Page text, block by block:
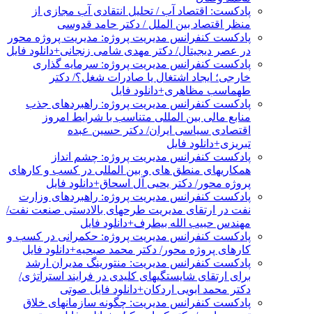
پادکست: اقتصاد آب / تحلیل انتقادی آب مجازی از
منظر اقتصاد بین الملل / دکتر حامد قدوسی
پادکست کنفرانس مدیریت پروژه: مدیریت پروژه محور
در عصر دیجیتال/ دکتر مهدی شامی زنجانی+دانلود فایل
پادکست کنفرانس مدیریت پروژه: سرمایه گذاری
خارجی؛ ایجاد اشتغال یا صادرات شغل؟/ دکتر
طهماسب مظاهری+دانلود فایل
پادکست کنفرانس مدیریت پروژه: راهبردهای جذب
منابع مالی بین المللی متناسب با شرایط امروز
اقتصادی سیاسی ایران/ دکتر حسین عبده
تبریزی+دانلود فایل
پادکست کنفرانس مدیریت پروژه: چشم انداز
همکاریهای منطق های و بین المللی در کسب و کارهای
پروژه محور/ دکتر یحیی آل اسحاق+دانلود فایل
پادکست کنفرانس مدیریت پروژه: راهبردهای وزارت
نفت در ارتقای مدیریت طرحهای بالادستی صنعت نفت/
مهندس حبیب الله بیطرف+دانلود فایل
پادکست کنفرانس مدیریت پروژه: حکمرانی در کسب و
کارهای پروژه محور/ دکتر محمد صبحیه+دانلود فایل
پادکست کنفرانس مدیریت: منتورینگ مدیران ارشد
برای ارتقای شایستگیهای کلیدی در فرایند استراتژی/
دکتر محمد ابویی اردکان+دانلود فایل صوتی
پادکست کنفرانس مدیریت: چگونه سازمانهای خلاق